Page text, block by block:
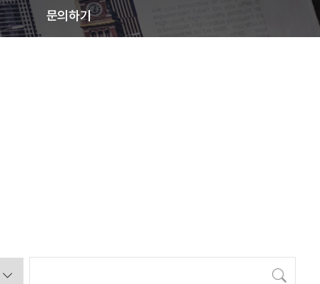
문의하기
검색